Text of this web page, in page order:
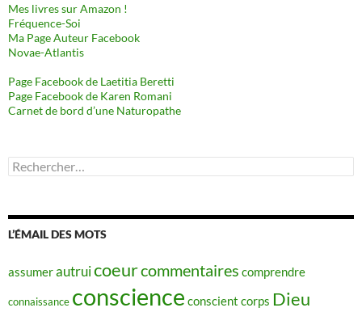
Mes livres sur Amazon !
Fréquence-Soi
Ma Page Auteur Facebook
Novae-Atlantis
Page Facebook de Laetitia Beretti
Page Facebook de Karen Romani
Carnet de bord d’une Naturopathe
Rechercher :
L’ÉMAIL DES MOTS
assumerautruicoeurcommentaires comprendre
connaissance conscience conscient corps Dieu